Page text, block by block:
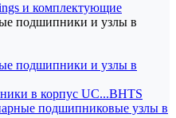
и комплектующие
подшипники и узлы в
подшипники и узлы в
в корпус UC...BHTS
подшипниковые узлы в